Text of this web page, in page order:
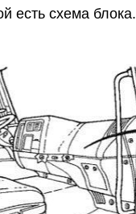
есть схема блока.